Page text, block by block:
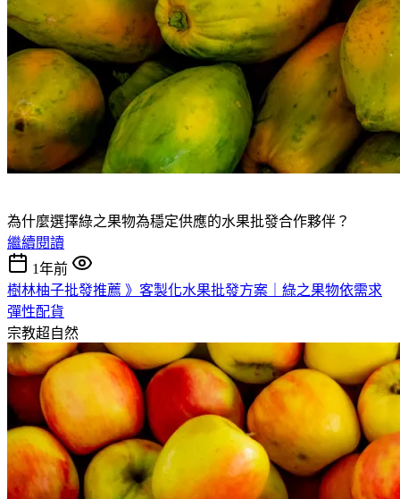
為什麼選擇綠之果物為穩定供應的水果批發合作夥伴？
繼續閱讀
1年前
樹林柚子批發推薦 》客製化水果批發方案｜綠之果物依需求
彈性配貨
宗教超自然